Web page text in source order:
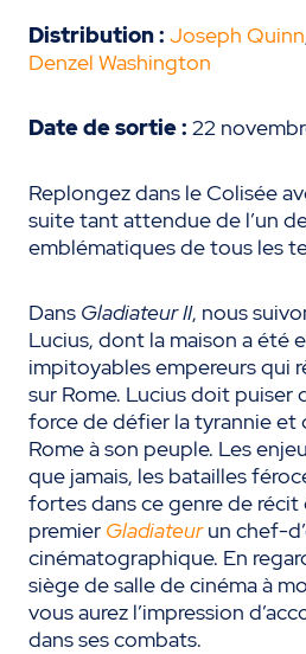
Distribution : Joseph Quinn
Denzel Washington
Date de sortie : 22
Replongez dans le Colisée
suite tant attendue de l’un
emblématiques de tous les
Dans Gladiateur II, nous
Lucius, dont la maison a été
impitoyables empereurs qui
sur Rome. Lucius doit puiser
force de défier la tyrannie et
Rome à son peuple. Les
que jamais, les batailles
fortes dans ce genre de
premier Gladiateurun chef-
cinématographique. En
siège de salle de cinéma à
vous aurez l’impression
dans ses combats.